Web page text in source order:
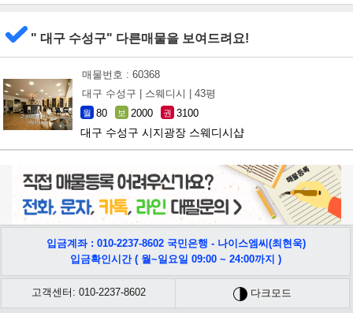
" 대구 수성구" 다른매물을 보여드려요!
매물번호 : 60368
대구 수성구 |
스웨디시 | 43평
월 80 보 2000 권 3100
대구 수성구 시지광장 스웨디시샵
입금계좌 : 010-2237-8602 국민은행 - 나이스엠씨(최현욱)
입금확인시간 ( 월~일요일 09:00 ~ 24:00까지 )
고객센터: 010-2237-8602 다크모드